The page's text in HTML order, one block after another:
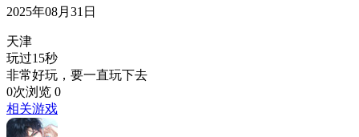
2025年08月31日
天津
玩过15秒
非常好玩，要一直玩下去
0次浏览 0
相关游戏